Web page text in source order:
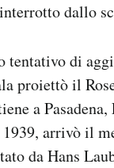
dallo
di
proiettò il
a
arrivò il
da Hans